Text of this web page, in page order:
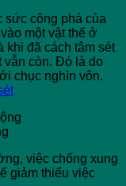
sức công phá của
một vật thể ở
khi đã cách tâm sét
vẫn còn. Đó là do
chục nghìn vôn.
việc chống xung
giảm thiểu việc